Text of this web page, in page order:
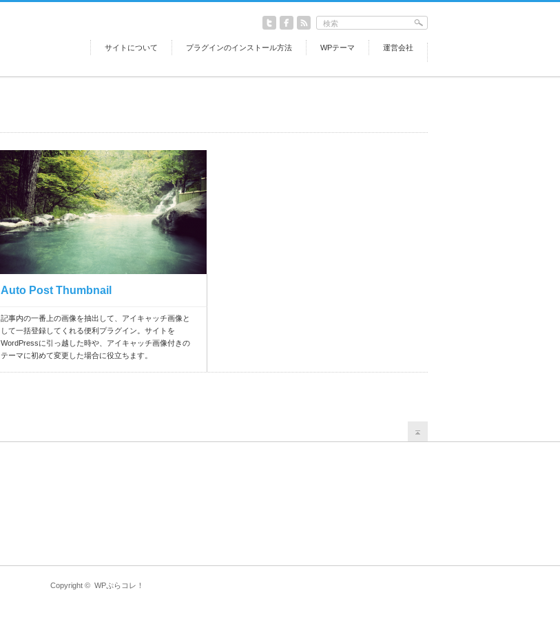
サイトについて プラグインのインストール方法 WPテーマ 運営会社
Auto Post Thumbnail
記事内の一番上の画像を抽出して、アイキャッチ画像と
して一括登録してくれる便利プラグイン。サイトを
WordPressに引っ越した時や、アイキャッチ画像付きの
テーマに初めて変更した場合に役立ちます。
Copyright © WPぷらコレ！